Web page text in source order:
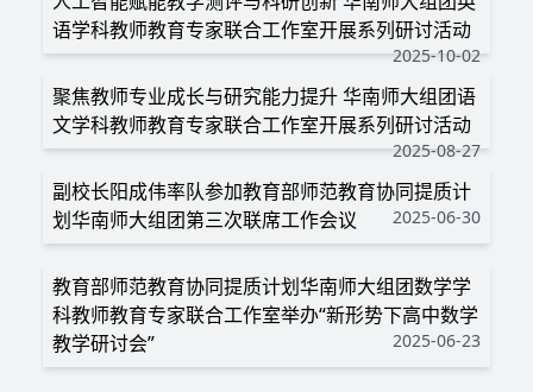
语学科教师教育专家联合工作室开展系列研讨活动
2025-10-02
聚焦教师专业成长与研究能力提升 华南师大组团语
文学科教师教育专家联合工作室开展系列研讨活动
2025-08-27
副校长阳成伟率队参加教育部师范教育协同提质计
划华南师大组团第三次联席工作会议
2025-06-30
教育部师范教育协同提质计划华南师大组团数学学
科教师教育专家联合工作室举办“新形势下高中数学
教学研讨会”
2025-06-23